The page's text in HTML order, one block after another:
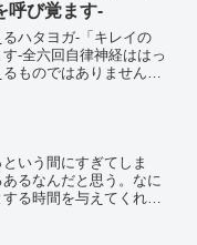
呼び覚ます-
ハタヨガ-「キレイの
-全六回自律神経ははっ
ものではありません
す方法についてご紹介
疲労やだ...
いう間にすぎてしま
るなんだと思う。なに
る時間を与えてくれな